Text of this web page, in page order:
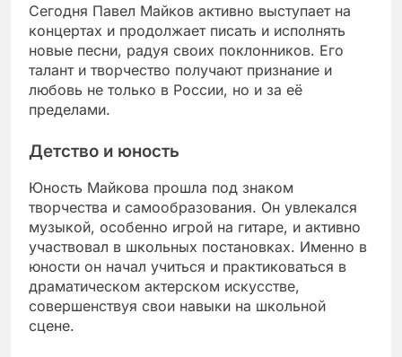
Сегодня Павел Майков активно выступает на
концертах и продолжает писать и исполнять
новые песни, радуя своих поклонников. Его
талант и творчество получают признание и
любовь не только в России, но и за её
пределами.
Детство и юность
Юность Майкова прошла под знаком
творчества и самообразования. Он увлекался
музыкой, особенно игрой на гитаре, и активно
участвовал в школьных постановках. Именно в
юности он начал учиться и практиковаться в
драматическом актерском искусстве,
совершенствуя свои навыки на школьной
сцене.